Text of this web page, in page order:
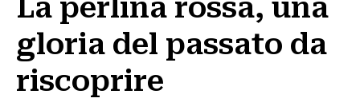
La perlina rossa, una
gloria del passato da
riscoprire